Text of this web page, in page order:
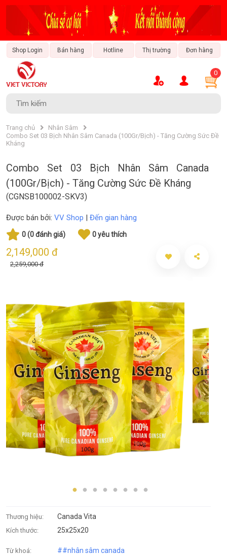
Shop Login Bán hàng Hotline Thị trường Đơn hàng
0
Trang chủ
Nhân Sâm
Combo Set 03 Bịch Nhân Sâm Canada (100Gr/Bịch) - Tăng Cường Sức Đề
Kháng
Combo Set 03 Bịch Nhân Sâm Canada
(100Gr/Bịch) - Tăng Cường Sức Đề Kháng
(CGNSB100002-SKV3)
Được bán bởi: VV Shop | Đến gian hàng
0 (0 đánh giá) 0 yêu thích
2,149,000 đ
2,259,000 đ
Thương hiệu: Canada Vita
Kích thước: 25x25x20
Từ khoá: ##nhân sâm canada